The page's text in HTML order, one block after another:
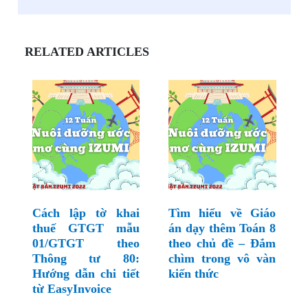
RELATED ARTICLES
Cách lập tờ khai
thuế GTGT mẫu
01/GTGT theo
Thông tư 80:
Hướng dẫn chi tiết
từ EasyInvoice
Tìm hiểu về Giáo
án dạy thêm Toán 8
theo chủ đề – Đắm
chìm trong vô vàn
kiến thức